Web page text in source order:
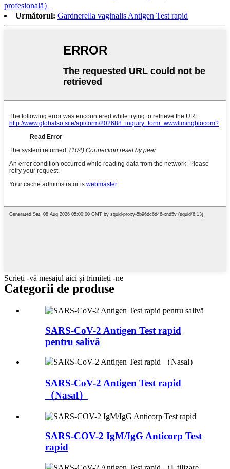
profesională）
Următorul: Gardnerella vaginalis Antigen Test rapid
Scrieți -vă mesajul aici și trimiteți -ne
Categorii de produse
SARS-CoV-2 Antigen Test rapid
pentru salivă
SARS-CoV-2 Antigen Test rapid
（Nasal）
SARS-COV-2 IgM/IgG Anticorp Test
rapid